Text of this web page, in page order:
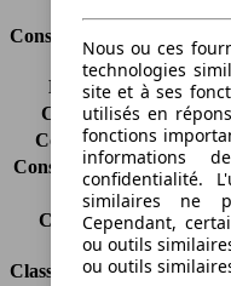
Consommation
Émissions de CO2*
Consommation (ville)
Consommation (route)
Consommation (combinée)*
Classe d'émissions
Capacité du réservoir
Classes d'assurance
Nous ou ces
technologies
site et à ses
utilisés en
fonctions
informations
confidentialité.
similaires ne
Cependant,
ou outils
ou outils